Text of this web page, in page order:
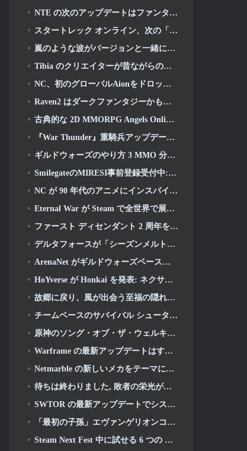
NTE の次のアップデートはファンタジー テーブルトップ ゲームに少し寄り道します
スタートレック オンライン、次の「アンディスカバード」シーズンの開始を発表
嵐のような波がバージョンと一緒にXboxに登場 3.5 アップデート
Tibia のクリエイターが昔ながらのゾンビ MMORPG の新しいプレイテストを発表, オンラインで維持
NC、初のグローバルAionをドロップ 2 開発ビデオ, ゲームの詳細を共有する
Raven2 はダークファンタジーかもしれません, それでも夏の楽しみは終わりません
古典的な 2D MMORPG Angels Online が本日グローバルで開始
『War Thunder』重騎兵アップデートで対放射線ミサイルと電子支援手段を追加
ギルドウォーズのやり方 3 MMO 分野での革新を目指しているかもしれない
SmilegateのMIRESI事前登録受付中: 見えない未来
NC が 90 年代のアニメにインスパイアされたアート スタイルを取り入れた魔法少女 RPG を開発中
Eternal War が Steam で全世界で展開中
ファースト ディセンダント 2 周年をディセンダント フェストで祝う 2026 ストリーム
デルタフォースが「シーズンメルトダウン」を明らかに, レインボーシックス シージコラボを発表
ArenaNet がギルドウォーズベースのカードゲームを公開, ミストバウンド
HoYverse が Honkai を発表: ネクサスアニメ「進化試験」
故郷に戻り、風が出会う至福の隠れ家を取り戻す時が来ました
チームベースのサバイバル シューター タイムテイカー向けの 2 回目の「独占」ベータ テストが発表
原神のソング・オブ・ザ・ウェルキン・ムーンのストーリーラインが終わりを迎えます。. オン・ザ・ムーン
Warframe の最新アップデートはすべての宇宙お父さんを祝う
Netmarble の新しいメカをテーマにした MMORPG RF オンラインが次に世界的に開始
待ちは終わりました, 敗者の栄光が戻ってきた
SWTOR の最新アップデートでシスの遺産のストーリーラインが本日終結を迎える
「最初の子孫」エヴァンゲリオンコラボイベント開催決定
Steam Next Fest 中に試せる 6 つの MMORPG